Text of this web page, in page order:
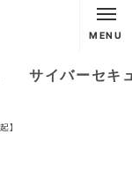
MENU
サイバーセキ